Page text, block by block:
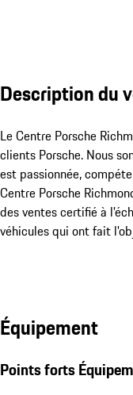
Description du
Le Centre Porsche
clients Porsche. Nous
est passionnée,
Centre Porsche
des ventes certifié à
véhicules qui ont fait
Équipement
Points forts